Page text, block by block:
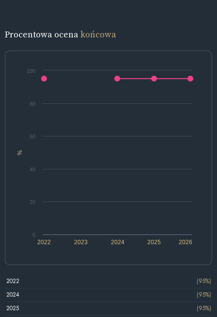
Procentowa ocenakońcowa
%
2022 2024 2026
2023 2025
0
20
40
60
80
100
2022
(95%)
2024
(95%)
2025
(95%)